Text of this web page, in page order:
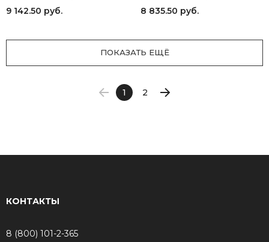
9 142.50 руб.
8 835.50 руб.
ПОКАЗАТЬ ЕЩЁ
1 2
КОНТАКТЫ
8 (800) 101-2-365